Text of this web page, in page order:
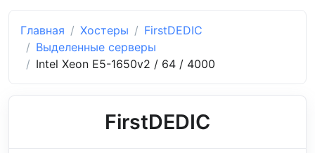
Главная Хостеры
FirstDEDIC
Выделенные серверы
Intel Xeon E5-1650v2 / 64 / 4000
FirstDEDIC